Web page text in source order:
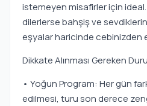
istemeyen misafirler için
dilerlerse bahşiş ve
eşyalar haricinde cebinizden
Dikkate Alınması Gereken
• Yoğun Program: Her gün
edilmesi, turu son derece